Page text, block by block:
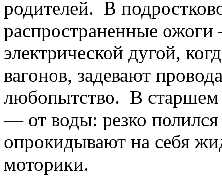
родителей. В
распространенные ожоги
электрической дугой,
вагонов, задевают
любопытство. В старшем
— от воды: резко
опрокидывают на себя
моторики.